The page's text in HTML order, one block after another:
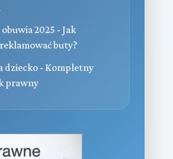
2025 - Jak
buty?
dziecko - Kompletny
prawny